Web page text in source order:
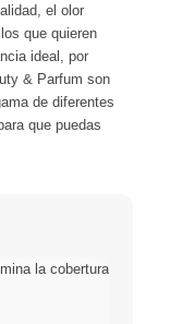
el olor
que quieren
ideal, por
& Parfum son
de diferentes
que puedas